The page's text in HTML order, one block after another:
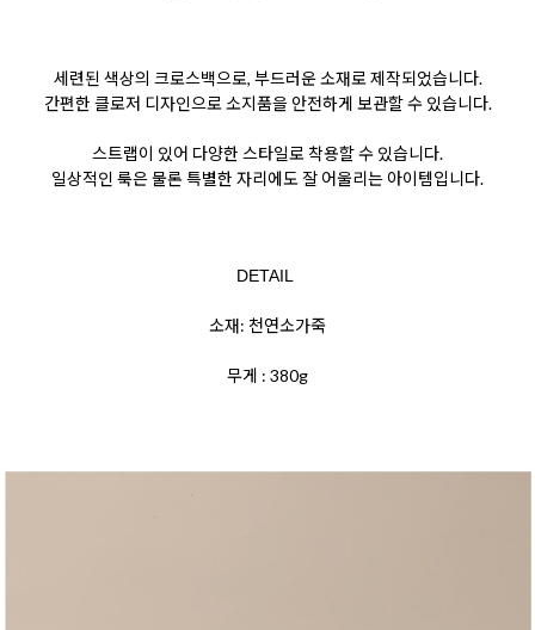
세련된 색상의 크로스백으로, 부드러운 소재로 제작되었습니다.
간편한 클로저 디자인으로 소지품을 안전하게 보관할 수 있습니다.
스트랩이 있어 다양한 스타일로 착용할 수 있습니다.
일상적인 룩은 물론 특별한 자리에도 잘 어울리는 아이템입니다.
DETAIL
소재: 천연소가죽
무게 : 380g